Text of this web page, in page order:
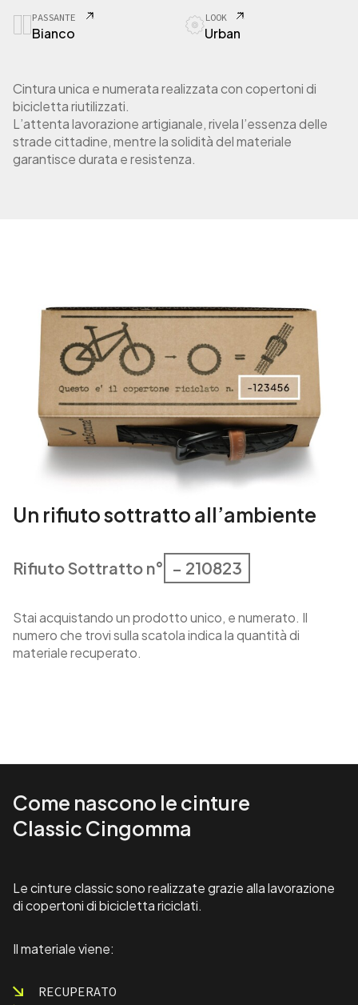
r
t
e
d
a
c
i
t
PASSANTE
Bianco
LOOK
Urban
Cintura unica e numerata realizzata con copertoni di
bicicletta riutilizzati.
L’attenta lavorazione artigianale, rivela l’essenza delle
strade cittadine, mentre la solidità del materiale
garantisce durata e resistenza.
Un rifiuto sottratto all’ambiente
Rifiuto Sottratto n° – 210823
Stai acquistando un prodotto unico, e numerato. Il
numero che trovi sulla scatola indica la quantità di
materiale recuperato.
Come nascono le cinture
Classic Cingomma
Le cinture classic sono realizzate grazie alla lavorazione
di copertoni di bicicletta riciclati.
Il materiale viene:
RECUPERATO